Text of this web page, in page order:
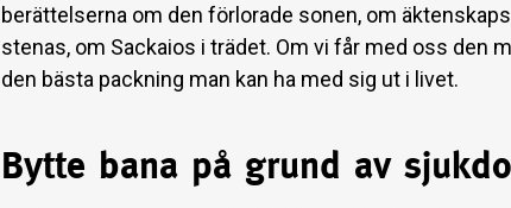
berättelserna om den förlorade sonen, om
stenas, om Sackaios i trädet. Om vi får med oss den
den bästa packning man kan ha med sig ut i livet.
Bytte bana på grund av